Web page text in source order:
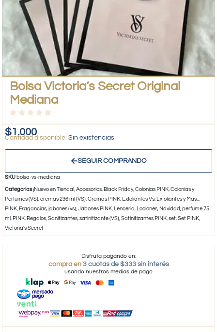
Bolsa Victoria’s Secret Original
Mediana
$1.000 Sin existencias
SEGUIR COMPRANDO
SKU bolsa-vs-mediana
Categorías¡Nuevo en Tienda!,Accesorios, Black Friday,Colonias PINK,Colonias y
Perfumes (VS),cremas 236 ml (VS),Cremas PINK, Exfoliantes Vs, Exfoliantes y Más...
PINK, Fragancias,jabones (vs),Jabones PINK, Lenceria, Lociones, Navidad ,perfume 75
ml , PINK, Regalos,Sanitizantes,satinitizante (VS),Satinitizantes PINK,set,Set PINK,
Victoria's Secret
Disfruta pagando en:
compra en 3 cuotas de $333 sin interés
usando nuestros medios de pago